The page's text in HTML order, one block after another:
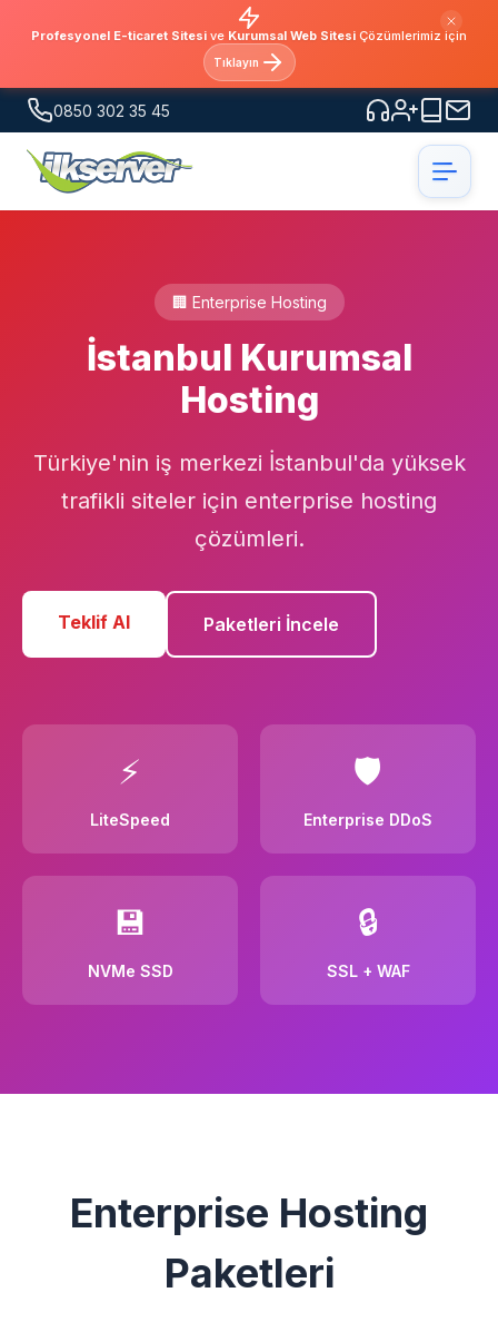
Profesyonel E-ticaret Sitesi ve Kurumsal Web Sitesi Çözümlerimiz için
Tıklayın
0850 302 35 45
🏢 Enterprise Hosting
İstanbul Kurumsal
Hosting
Türkiye'nin iş merkezi İstanbul'da yüksek
trafikli siteler için enterprise hosting
çözümleri.
Teklif Al Paketleri İncele
⚡
LiteSpeed
🛡️
Enterprise DDoS
💾
NVMe SSD
🔒
SSL + WAF
Enterprise Hosting
Paketleri